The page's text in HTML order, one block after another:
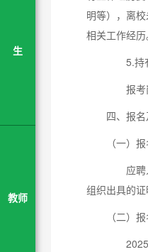
生
教师
明等），离
相关工作经
5.持有
报考岗
四、报
（一）
应聘人
组织出具的证
（二）
2025